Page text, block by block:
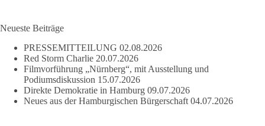
Neueste Beiträge
PRESSEMITTEILUNG 02.08.2026
Red Storm Charlie 20.07.2026
Filmvorführung „Nürnberg“, mit Ausstellung und
Podiumsdiskussion 15.07.2026
Direkte Demokratie in Hamburg 09.07.2026
Neues aus der Hamburgischen Bürgerschaft 04.07.2026